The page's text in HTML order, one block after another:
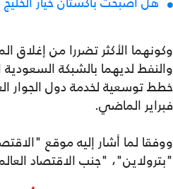
وكونهما الأكثر تضررا من إغلاق
والنفط لديهما بالشبكة
فبراير الماضي.
ووفقا لما أشار إليه موقع
"بترولاين"، "جنب الاقتصاد